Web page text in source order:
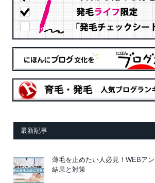
最新記事
薄毛を止めたい人必見！WEBア
結果と対策